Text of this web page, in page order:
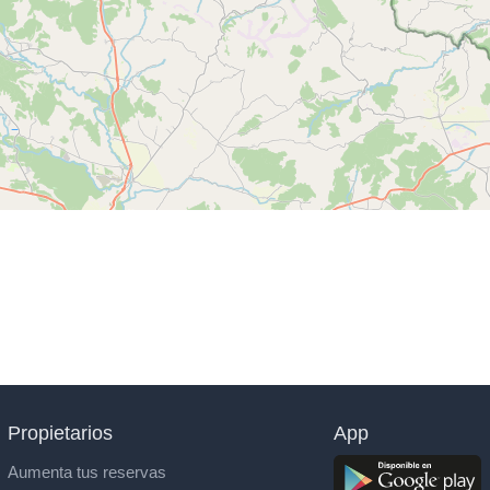
Propietarios
Aumenta tus reservas
App